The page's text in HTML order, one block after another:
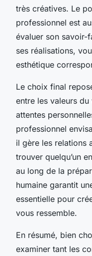
très créatives. Le
professionnel est
évaluer son savoir-
ses réalisations,
esthétique
Le choix final
entre les valeurs
attentes
professionnel
il gère les relations
trouver quelqu’un
au long de la
humaine garantit
essentielle pour
vous ressemble.
En résumé, bien
examiner tant les